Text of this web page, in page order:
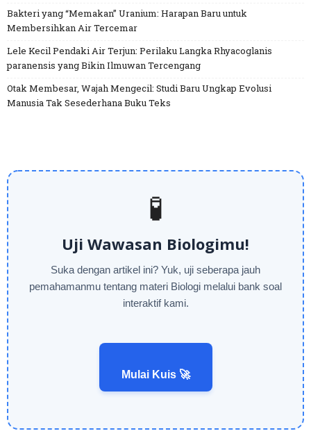
Bakteri yang “Memakan” Uranium: Harapan Baru untuk
Membersihkan Air Tercemar
Lele Kecil Pendaki Air Terjun: Perilaku Langka Rhyacoglanis
paranensis yang Bikin Ilmuwan Tercengang
Otak Membesar, Wajah Mengecil: Studi Baru Ungkap Evolusi
Manusia Tak Sesederhana Buku Teks
🧪
Uji Wawasan Biologimu!
Suka dengan artikel ini? Yuk, uji seberapa jauh
pemahamanmu tentang materi Biologi melalui bank soal
interaktif kami.
Mulai Kuis 🚀